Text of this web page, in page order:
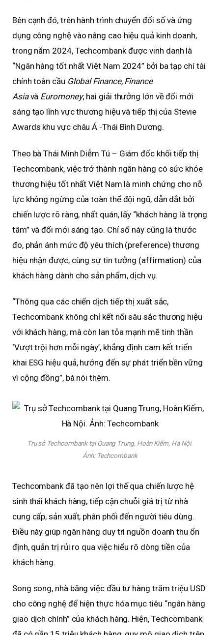
Bên cạnh đó, trên hành trình chuyển đổi số và ứng
dụng công nghệ vào nâng cao hiệu quả kinh doanh,
trong năm 2024, Techcombank được vinh danh là
“Ngân hàng tốt nhất Việt Nam 2024” bởi ba tạp chí tài
chính toàn cầu Global Finance, Finance
Asiavà Euromoney; hai giải thưởng lớn về đổi mới
sáng tạo lĩnh vực thương hiệu và tiếp thị của Stevie
Awards khu vực châu Á -Thái Bình Dương.
Theo bà Thái Minh Diễm Tú – Giám đốc khối tiếp thị
Techcombank, việc trở thành ngân hàng có sức khỏe
thương hiệu tốt nhất Việt Nam là minh chứng cho nỗ
lực không ngừng của toàn thể đội ngũ, dẫn dắt bởi
chiến lược rõ ràng, nhất quán, lấy “khách hàng là trọng
tâm” và đổi mới sáng tạo. Chỉ số này cũng là thước
đo, phản ánh mức độ yêu thích (preference) thương
hiệu nhận được, cùng sự tin tưởng (affirmation) của
khách hàng dành cho sản phẩm, dịch vụ.
“Thông qua các chiến dịch tiếp thị xuất sắc,
Techcombank không chỉ kết nối sâu sắc thương hiệu
với khách hàng, mà còn lan tỏa mạnh mẽ tinh thần
‘Vượt trội hơn mỗi ngày’, khẳng định cam kết triển
khai ESG hiệu quả, hướng đến sự phát triển bền vững
vì cộng đồng”, bà nói thêm.
Trụ sở Techcombank tại Quang Trung, Hoàn Kiếm, Hà Nội.
Ảnh: Techcombank
Techcombank đã tạo nên lợi thế qua chiến lược hệ
sinh thái khách hàng, tiếp cận chuỗi giá trị từ nhà
cung cấp, sản xuất, phân phối đến người tiêu dùng.
Điều này giúp ngân hàng duy trì nguồn doanh thu ổn
định, quản trị rủi ro qua việc hiểu rõ dòng tiền của
khách hàng.
Song song, nhà băng việc đầu tư hàng trăm triệu USD
cho công nghệ để hiện thực hóa mục tiêu “ngân hàng
giao dịch chính” của khách hàng. Hiện, Techcombank